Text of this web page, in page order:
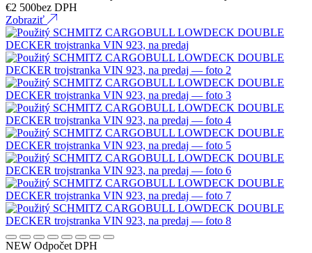
€2 500bez DPH
Zobraziť
NEW Odpočet DPH